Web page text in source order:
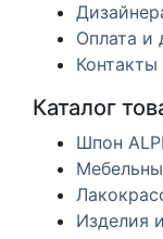
Оплата и
Контакты
Каталог
Шпон ALPI
Изделия